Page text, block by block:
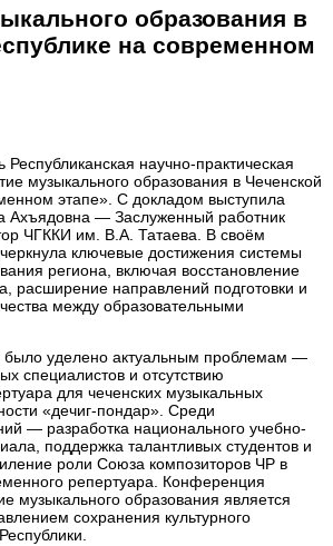
образования в
на современном
Республиканская научно-практическая
музыкального образования в Чеченской
этапе». С докладом выступила
Ахъядовна — Заслуженный работник
ЧГККИ им. В.А. Татаева. В своём
ключевые достижения системы
региона, включая восстановление
расширение направлений подготовки и
между образовательными
было уделено актуальным проблемам —
специалистов и отсутствию
для чеченских музыкальных
«дечиг-пондaр». Среди
— разработка национального учебно-
поддержка талантливых студентов и
роли Союза композиторов ЧР в
репертуара. Конференция
музыкального образования является
сохранения культурного